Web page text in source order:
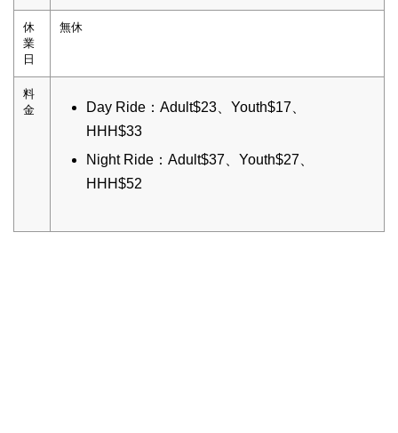
休
業
日
無休
料
金
Day Ride：Adult$23、Youth$17、
HHH$33
Night Ride：Adult$37、Youth$27、
HHH$52